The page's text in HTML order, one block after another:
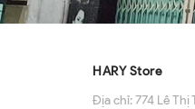
HARY Store
Địa chỉ:774 Lê Thị